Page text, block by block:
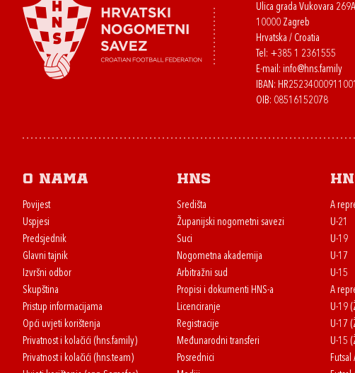
Ulica grada Vukovara 269A
10000 Zagreb
Hrvatska / Croatia
Tel: +385 1 2361555
E-mail: info@hns.family
IBAN:
OIB: 08516152078
O nama
Povijest
Uspjesi
Predsjednik
Glavni tajnik
Izvršni odbor
Skupština
Pristup informacijama
Opći uvjeti korištenja
Privatnost i kolačići (hns.family)
Privatnost i kolačići (hns.team)
HNS
Središta
Županijski nogometni savezi
Suci
Nogometna akademija
Arbitražni sud
Propisi i dokumenti HNS-a
Licenciranje
Registracije
Međunarodni transferi
Posrednici
A
U-21
U-19
U-17
U-15
A
U-19
U-17
U-15
Futsal